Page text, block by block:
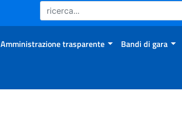
Amministrazione trasparente Bandi di gara